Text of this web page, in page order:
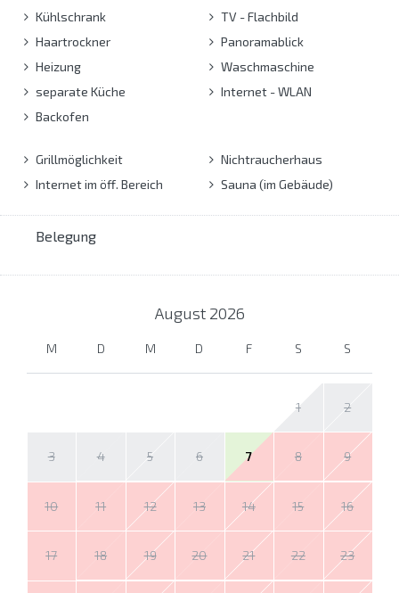
Kühlschrank
Haartrockner
Heizung
separate Küche
Backofen
TV - Flachbild
Panoramablick
Waschmaschine
Internet - WLAN
Grillmöglichkeit
Internet im öff. Bereich
Nichtraucherhaus
Sauna (im Gebäude)
Belegung
August 2026
M D M D F S S
1 2
3 4 5 6 7 8 9
10 11 12 13 14 15 16
17 18 19 20 21 22 23